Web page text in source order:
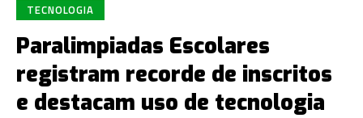
TECNOLOGIA
Paralimpiadas Escolares
registram recorde de inscritos
e destacam uso de tecnologia